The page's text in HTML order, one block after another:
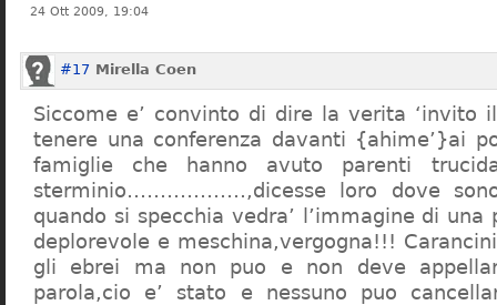
24 Ott 2009, 19:04
#17 Mirella Coen
Siccome e’ convinto di dire la verita ‘invito
tenere una conferenza davanti {ahime’}ai
famiglie che hanno avuto parenti
sterminio………………,dicesse loro dove
quando si specchia vedra’ l’immagine di una
deplorevole e meschina,vergogna!!!
gli ebrei ma non puo e non deve
parola,cio e’ stato e nessuno puo